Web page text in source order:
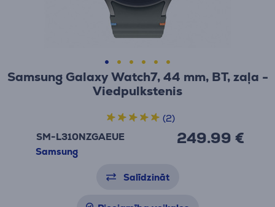
Samsung Galaxy Watch7, 44 mm, BT, zaļa -
Viedpulkstenis
SM-L310NZGAEUE
Samsung
249.99 €
(2)
Salīdzināt